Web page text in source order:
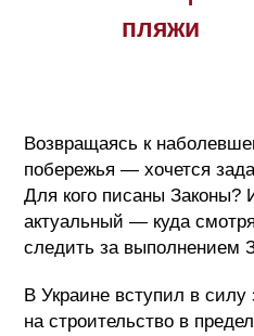
пляжи
Возвращаясь к
побережья — хочется
Для кого писаны
актуальный — куда
следить за выполнением
В Украине вступил в силу
на строительство в